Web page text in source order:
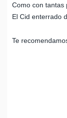
Como con tantas
El Cid enterrado
Te